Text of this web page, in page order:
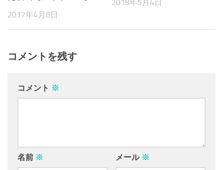
2017年4月8日
2018年5月4日
コメントを残す
コメント ※
名前 ※ メール ※